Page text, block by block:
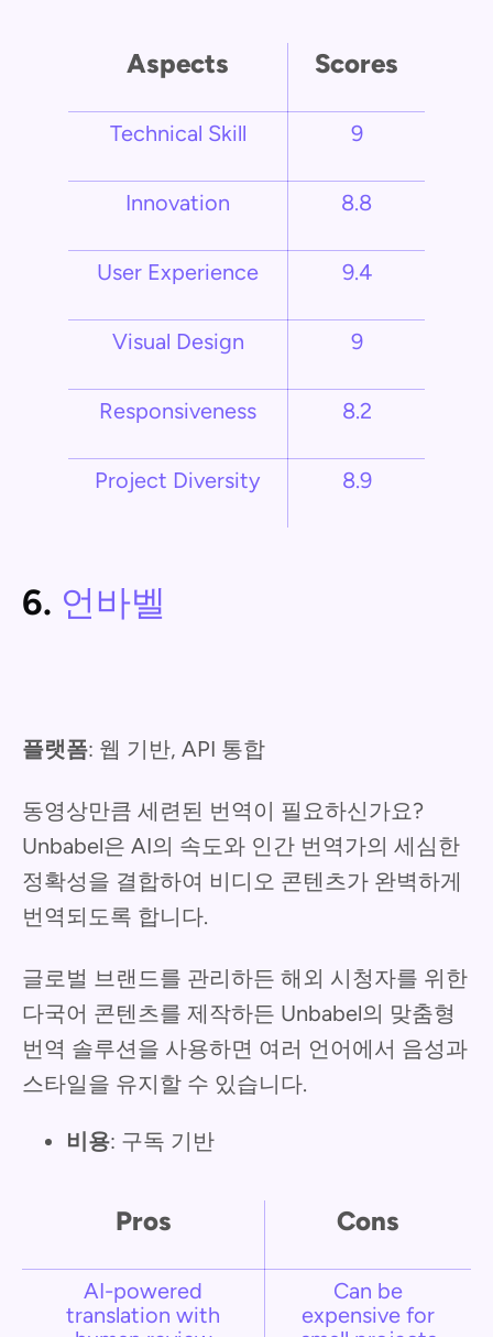
Aspects Scores
Technical Skill 9
Innovation 8.8
User Experience 9.4
Visual Design 9
Responsiveness 8.2
Project Diversity 8.9
6. 언바벨
플랫폼: 웹 기반, API 통합
동영상만큼 세련된 번역이 필요하신가요?
Unbabel은 AI의 속도와 인간 번역가의 세심한
정확성을 결합하여 비디오 콘텐츠가 완벽하게
번역되도록 합니다.
글로벌 브랜드를 관리하든 해외 시청자를 위한
다국어 콘텐츠를 제작하든 Unbabel의 맞춤형
번역 솔루션을 사용하면 여러 언어에서 음성과
스타일을 유지할 수 있습니다.
비용: 구독 기반
Pros Cons
AI-powered
translation with
Can be
expensive for